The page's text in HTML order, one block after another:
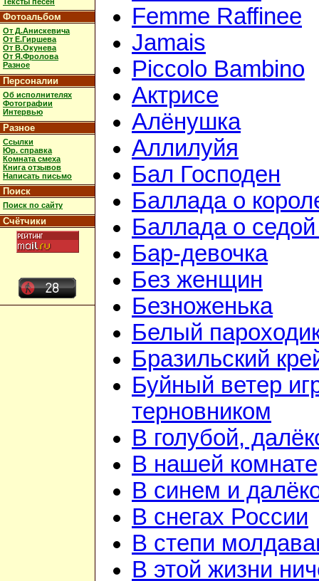
Фотоальбом
От Д.Анискевича
От Е.Гиршева
От В.Окунева
От Я.Фролова
Разное
Персоналии
Об исполнителях
Фотографии
Интервью
Разное
Ссылки
Юр. справка
Комната смеха
Книга отзывов
Написать письмо
Поиск
Поиск по сайту
Счётчики
Femme Raffinee
Jamais
Piccolo Bambino
Актрисе
Алёнушка
Аллилуйя
Бал Господен
Баллада о
Баллада о
Бар-девочка
Без женщин
Безноженька
Белый
Бразильский
Буйный ветер
терновником
В голубой,
В нашей комнате
В синем и
В снегах России
В степи
В этой жизни